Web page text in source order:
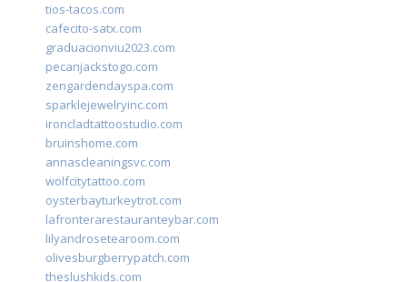
tios-tacos.com
cafecito-satx.com
graduacionviu2023.com
pecanjackstogo.com
zengardendayspa.com
sparklejewelryinc.com
ironcladtattoostudio.com
bruinshome.com
annascleaningsvc.com
wolfcitytattoo.com
oysterbayturkeytrot.com
lafronterarestauranteybar.com
lilyandrosetearoom.com
olivesburgberrypatch.com
theslushkids.com